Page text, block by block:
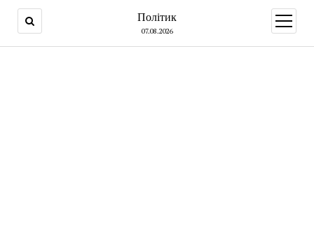
Політик
07.08.2026
open
menu